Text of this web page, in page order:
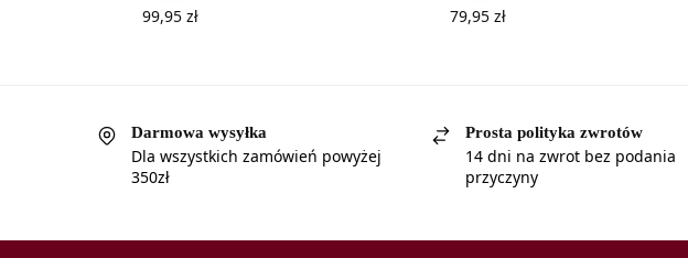
99,95 zł 79,95 zł
Darmowa wysyłka
Dla wszystkich zamówień powyżej
350zł
Prosta polityka zwrotów
14 dni na zwrot bez podania
przyczyny